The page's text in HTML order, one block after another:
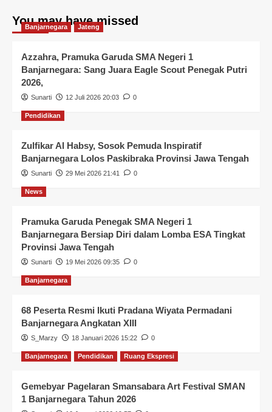
You may have missed
Banjarnegara Jateng
Azzahra, Pramuka Garuda SMA Negeri 1
Banjarnegara: Sang Juara Eagle Scout Penegak Putri
2026,
Sunarti 12 Juli 2026 20:03 0
Pendidikan
Zulfikar Al Habsy, Sosok Pemuda Inspiratif
Banjarnegara Lolos Paskibraka Provinsi Jawa Tengah
Sunarti 29 Mei 2026 21:41 0
News
Pramuka Garuda Penegak SMA Negeri 1
Banjarnegara Bersiap Diri dalam Lomba ESA Tingkat
Provinsi Jawa Tengah
Sunarti 19 Mei 2026 09:35 0
Banjarnegara
68 Peserta Resmi Ikuti Pradana Wiyata Permadani
Banjarnegara Angkatan XIII
S_Marzy 18 Januari 2026 15:22 0
Banjarnegara Pendidikan Ruang Ekspresi
Gemebyar Pagelaran Smansabara Art Festival SMAN
1 Banjarnegara Tahun 2026